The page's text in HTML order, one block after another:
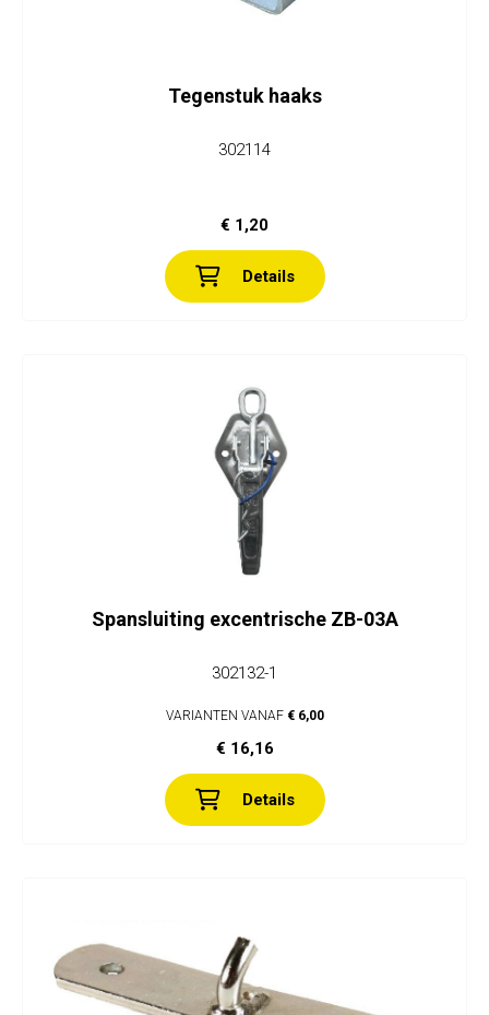
Tegenstuk haaks
302114
€ 1,20
Details
Spansluiting excentrische ZB-03A
302132-1
VARIANTEN VANAF € 6,00
€ 16,16
Details